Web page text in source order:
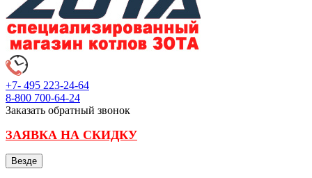
+7- 495 223-24-64
8-800 700-64-24
Заказать обратный звонок
ЗАЯВКА НА СКИДКУ
Везде